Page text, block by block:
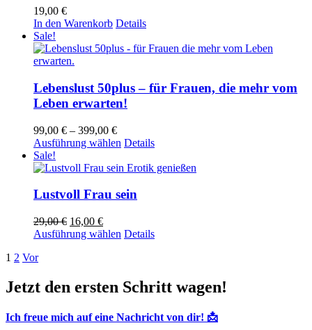
19,00 €
In den Warenkorb Details
Sale!
Lebenslust 50plus – für Frauen, die mehr vom
Leben erwarten!
99,00 € – 399,00 €Preisspanne:
99,00 €
399,00 €
Ausführung wählen Dieses
weist
Varianten
Optionen
können
Produktseite
gewählt
Details
Sale!
Lustvoll Frau sein
29,00€ Ursprünglicher
Preis
16,00 €Aktueller
Preis
Ausführung wählen Dieses
Varianten
auf.
Optionen
Details
1 2 Vor
Jetzt den ersten Schritt wagen!
Ich freue mich auf eine Nachricht von dir! 📩